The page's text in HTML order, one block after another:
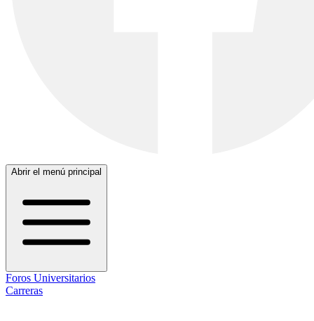
Abrir el menú principal
Foros Universitarios
Carreras